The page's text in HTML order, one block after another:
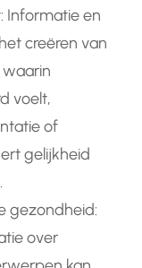
Informatie en
creëren van
waarin
voelt,
of
gelijkheid
gezondheid:
over